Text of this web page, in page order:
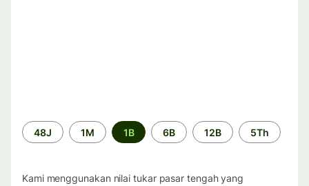
Periode
waktu
48J 1M 1B 6B 12B 5Th
Kami menggunakan nilai tukar pasar tengah yang